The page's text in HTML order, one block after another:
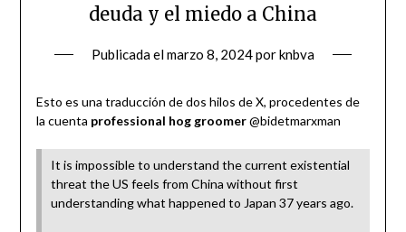
deuda y el miedo a China
Publicada elmarzo 8, 2024porknbva
Esto es una traducción de dos hilos de X, procedentes de
la cuenta professional hog groomer@bidetmarxman
It is impossible to understand the current existential
threat the US feels from China without first
understanding what happened to Japan 37 years ago.